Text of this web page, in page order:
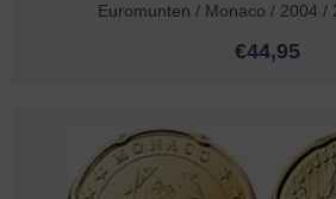
Euromunten / Monaco / 2004 /
€44,95